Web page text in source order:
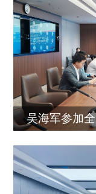
吴海军参加